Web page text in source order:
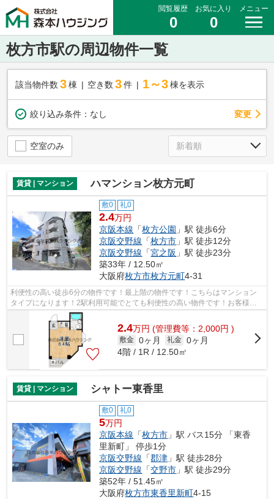
閲覧履歴
0
お気に入り
0
メニュー
枚方市駅の周辺物件一覧
該当物件数 3棟 空き数 3 件 1～3 棟を表示
絞り込み条件： なし 変更
空室のみ
賃貸 | マンション ハマンション枚方元町
敷0 礼0
2.4万円
京阪本線 「枚方公園 」駅 徒歩6分
京阪交野線 「枚方市 」駅 徒歩12分
京阪交野線 「宮之阪 」駅 徒歩23分
築33年 / 12.50㎡
大阪府枚方市枚方元町4-31
利便性の高い徒歩6分の物件です！最上階の物件です！こちらはマンション
タイプになります！2駅利用可能でとても利便性の高い物件です！お客様の
ご希望の物件をご提供できるよう、日々...
2.4万円 (管理費等：2,000円 )
敷金 0ヶ月 礼金 0ヶ月
4階 / 1R / 12.50㎡
賃貸 | マンション シャトー東香里
敷0 礼0
5万円
京阪本線 「枚方市 」駅 バス15分 「東香
里新町」 停歩1分
京阪交野線 「郡津 」駅 徒歩28分
京阪交野線 「交野市 」駅 徒歩29分
築52年 / 51.45㎡
大阪府枚方市東香里新町4-15